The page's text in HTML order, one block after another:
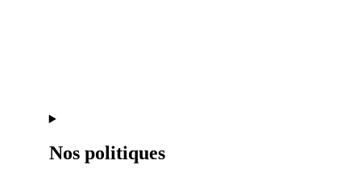
Nos politiques